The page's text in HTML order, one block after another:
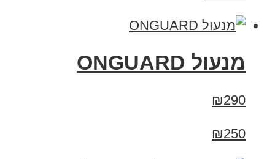
מנעול ONGUARD
₪290
₪250